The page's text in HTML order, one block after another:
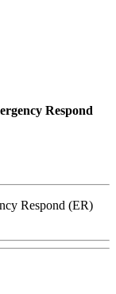
Respond
Respond (ER)